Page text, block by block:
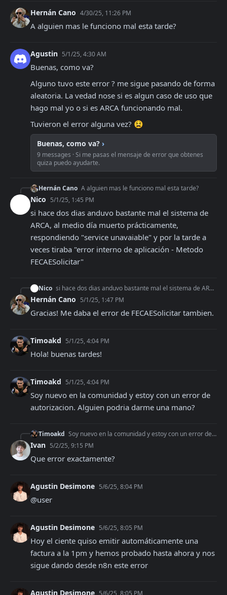
Hernán Cano 4/30/25, 11:26 PM
A alguien mas le funciono mal esta tarde?
Agustin 5/1/25, 4:30 AM
Buenas, como va?
Alguno tuvo este error ? me sigue pasando de forma
aleatoria. La vedad nose si es algun caso de uso que
hago mal yo o si es ARCA funcionando mal.
Tuvieron el error alguna vez? 😫
Buenas, como va? ›
9 messages · Si me pasas el mensaje de error que obtenes
quiza puedo ayudarte.
Hernán Cano A alguien mas le funciono mal esta tarde?
Nico 5/1/25, 1:45 PM
si hace dos dias anduvo bastante mal el sistema de
ARCA, al medio día muerto prácticamente,
respondiendo "service unavaiable" y por la tarde a
veces tiraba "error interno de aplicación - Metodo
FECAESolicitar"
Nico si hace dos dias anduvo bastante mal el sistema de ARCA, al medio día muerto prácticamente, respondiendo "service unavaiable" y por la tarde a veces tiraba "err
Hernán Cano 5/1/25, 1:47 PM
Gracias! Me daba el error de FECAESolicitar tambien.
Timoakd 5/1/25, 4:04 PM
Hola! buenas tardes!
Timoakd 5/1/25, 4:04 PM
Soy nuevo en la comunidad y estoy con un error de
autorizacion. Alguien podria darme una mano?
Timoakd Soy nuevo en la comunidad y estoy con un error de autorizacion. Alguien podria darme una mano?
Ivan 5/2/25, 9:15 PM
Que error exactamente?
Agustin Desimone 5/6/25, 8:04 PM
@user
Agustin Desimone 5/6/25, 8:05 PM
Hoy el ciente quiso emitir automáticamente una
factura a la 1pm y hemos probado hasta ahora y nos
sigue dando desde n8n este error
Agustin Desimone